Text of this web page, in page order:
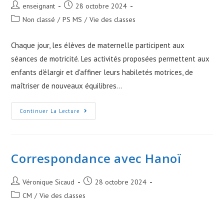
Post
author:
enseignant
Post
published:
28 octobre 2024
PostNon classé / PS MS / Vie des classes
Chaque jour, les élèves de maternelle participent aux
séances de motricité. Les activités proposées permettent aux
enfants d'élargir et d'affiner leurs habiletés motrices, de
maîtriser de nouveaux équilibres...
Continuer La Lecture Motricité
Correspondance avec Hanoï
Post
author:
Véronique Sicaud
Post28 octobre 2024
PostCM / Vie des classes